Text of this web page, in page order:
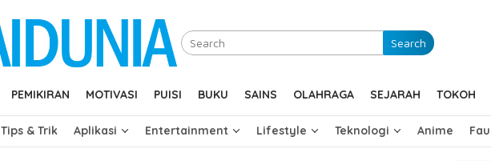
Search
PEMIKIRAN MOTIVASI PUISI BUKU SAINS OLAHRAGA SEJARAH TOKOH
Tips & Trik Aplikasi Entertainment Lifestyle Teknologi Anime